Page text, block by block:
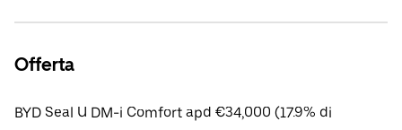
Offerta
BYD Seal U DM-i Comfort apd €34,000 (17.9% di